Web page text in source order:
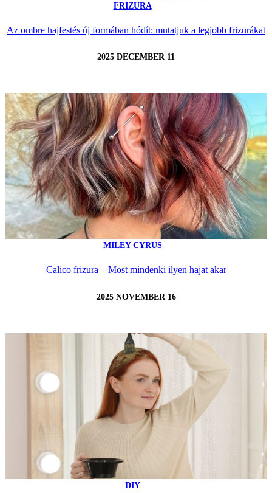
FRIZURA
Az ombre hajfestés új formában hódít: mutatjuk a legjobb frizurákat
2025 DECEMBER 11
MILEY CYRUS
Calico frizura – Most mindenki ilyen hajat akar
2025 NOVEMBER 16
DIY